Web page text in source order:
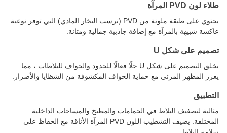
طلاء لون PVD المرآة
يحتوي على طبقة ملونة من PVD (ترسب البخار المادي) التي توفر نوعية
عاكسة شبيهة بالمرآة مع إضافة جاذبية جمالية ومتانة.
تصميم على شكل U
يخلق التصميم على شكل U حلًا فعالًا للحدود والحواف للبلاطات ، مما
يعزز المظهر المرئي مع حماية الحواف المكشوفة من الشظايا والأضرار.
التطبيق
مثالية لتصفيف البلاط في الحمامات والمطبخ والمساحات الداخلية
المختلفة. يضيف التشطيب اللون PVD المرآة الأناقة مع الحفاظ على